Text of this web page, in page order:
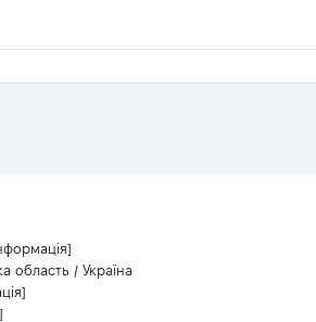
область / Україна